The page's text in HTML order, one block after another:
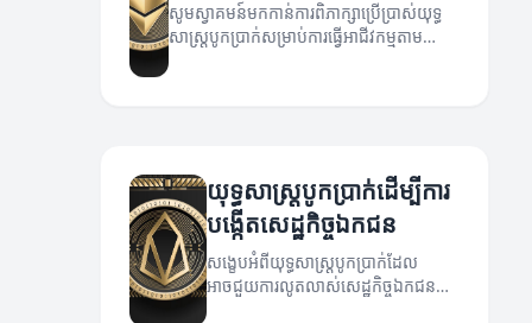
សូមស្វាគមន៍មកកាន់ការពិភាក្សាប្រើប្រាស់យុទ្ធ
សាស្ត្របូកប្រាក់សម្រាប់ការធ្វើអាជីវកម្មតាម
យុទ្ធសាស្ត្របូកប្រាក់ដើម្បីការ
បង្កើតសេដ្ឋកិច្ចឯកជន
សង្ខេបអំពីយុទ្ធសាស្ត្របូកប្រាក់ដែល
អាចជួយការលូតលាស់សេដ្ឋកិច្ចឯកជន
របស់អ្នក។